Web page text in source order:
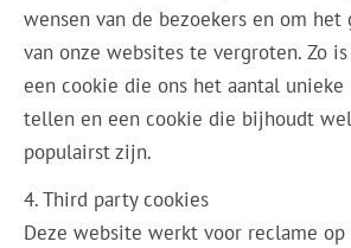
wensen van de bezoekers en om het
van onze websites te vergroten. Zo
een cookie die ons het aantal
tellen en een cookie die bijhoudt
populairst zijn.
4. Third party cookies
Deze website werkt voor reclame